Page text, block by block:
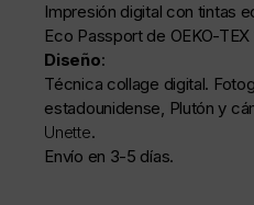
Impresión digital con tintas
Eco Passport de OEKO-
Diseño:
Técnica collage digital.
estadounidense, Plutón y
Unette.
Envío en 3-5 días.